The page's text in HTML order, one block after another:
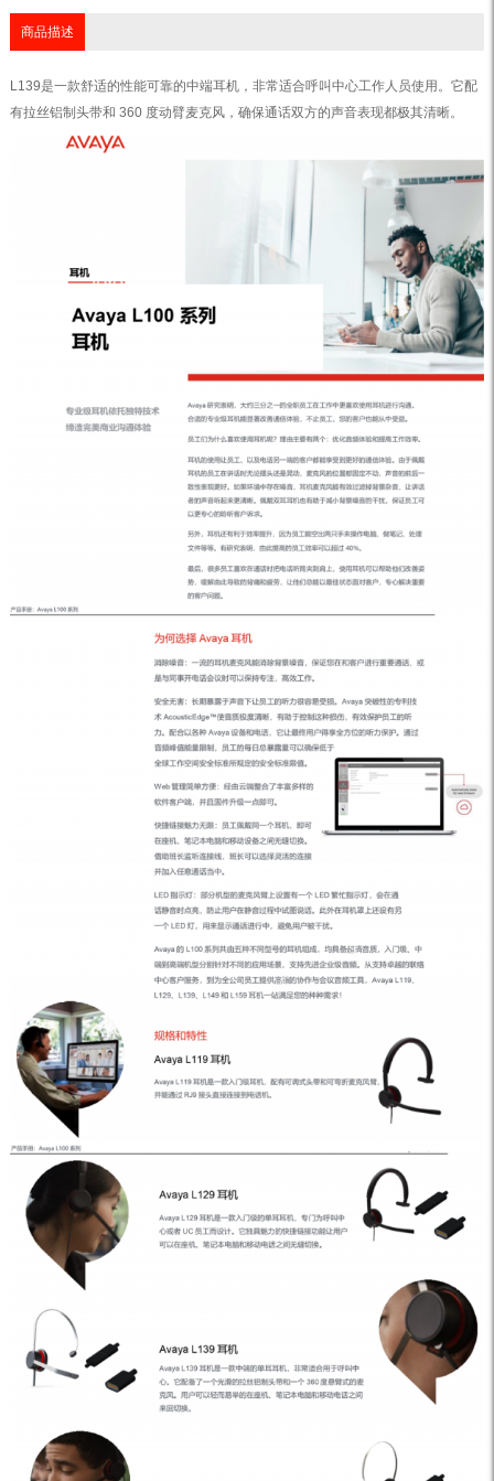
商品描述
L139是一款舒适的性能可靠的中端耳机，非常适合呼叫中心工作人员使用。它配
有拉丝铝制头带和 360 度动臂麦克风，确保通话双方的声音表现都极其清晰。